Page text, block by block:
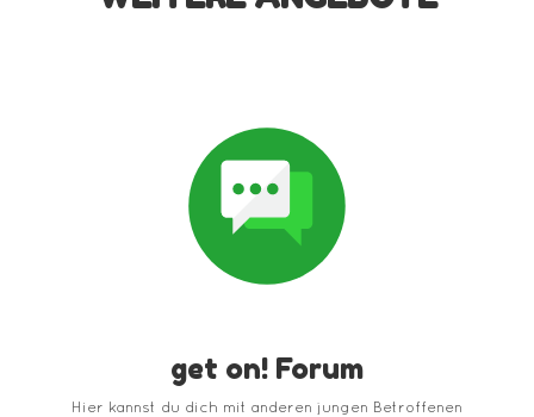
get on! Forum
Hier kannst du dich mit anderen jungen Betroffenen